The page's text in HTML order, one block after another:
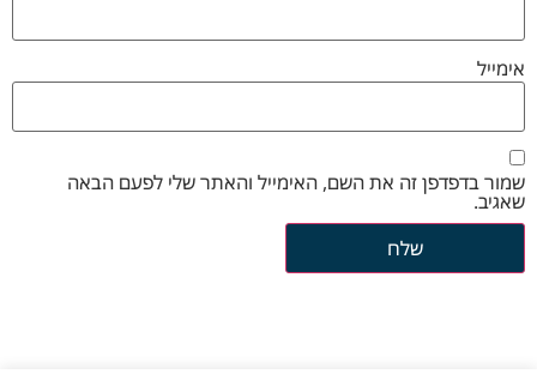
אימייל
שמור בדפדפן זה את השם, האימייל והאתר שלי לפעם הבאה
שאגיב.